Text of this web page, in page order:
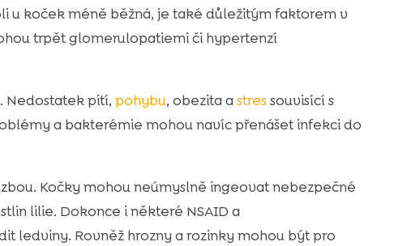
u koček méně běžná, je také důležitým faktorem v
trpět glomerulopatiemi či hypertenzí
Nedostatek pití, pohybu, obezita a stressouvisící s
a bakterémie mohou navíc přenášet infekci do
Kočky mohou neúmyslně ingeovat nebezpečné
lilie. Dokonce i některé NSAID a
ledviny. Rovněž hrozny a rozinky mohou být pro